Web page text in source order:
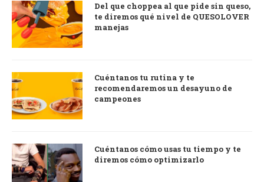
Del que choppea al que pide sin queso,
te diremos qué nivel de QUESOLOVER
manejas
Cuéntanos tu rutina y te
recomendaremos un desayuno de
campeones
Cuéntanos cómo usas tu tiempo y te
diremos cómo optimizarlo